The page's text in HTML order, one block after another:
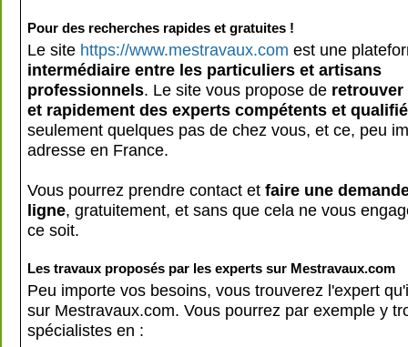
Pour des recherches rapides et gratuites !
Le site https://www.mestravaux.com est une
intermédiaire entre les particuliers et artisans
professionnels. Le site vous propose de
et rapidement des experts compétents et
seulement quelques pas de chez vous, et ce, peu
adresse en France.
Vous pourrez prendre contact et faire une
ligne, gratuitement, et sans que cela ne vous
ce soit.
Les travaux proposés par les experts sur Mestravaux.com
Peu importe vos besoins, vous trouverez l'expert
sur Mestravaux.com. Vous pourrez par exemple y
spécialistes en :